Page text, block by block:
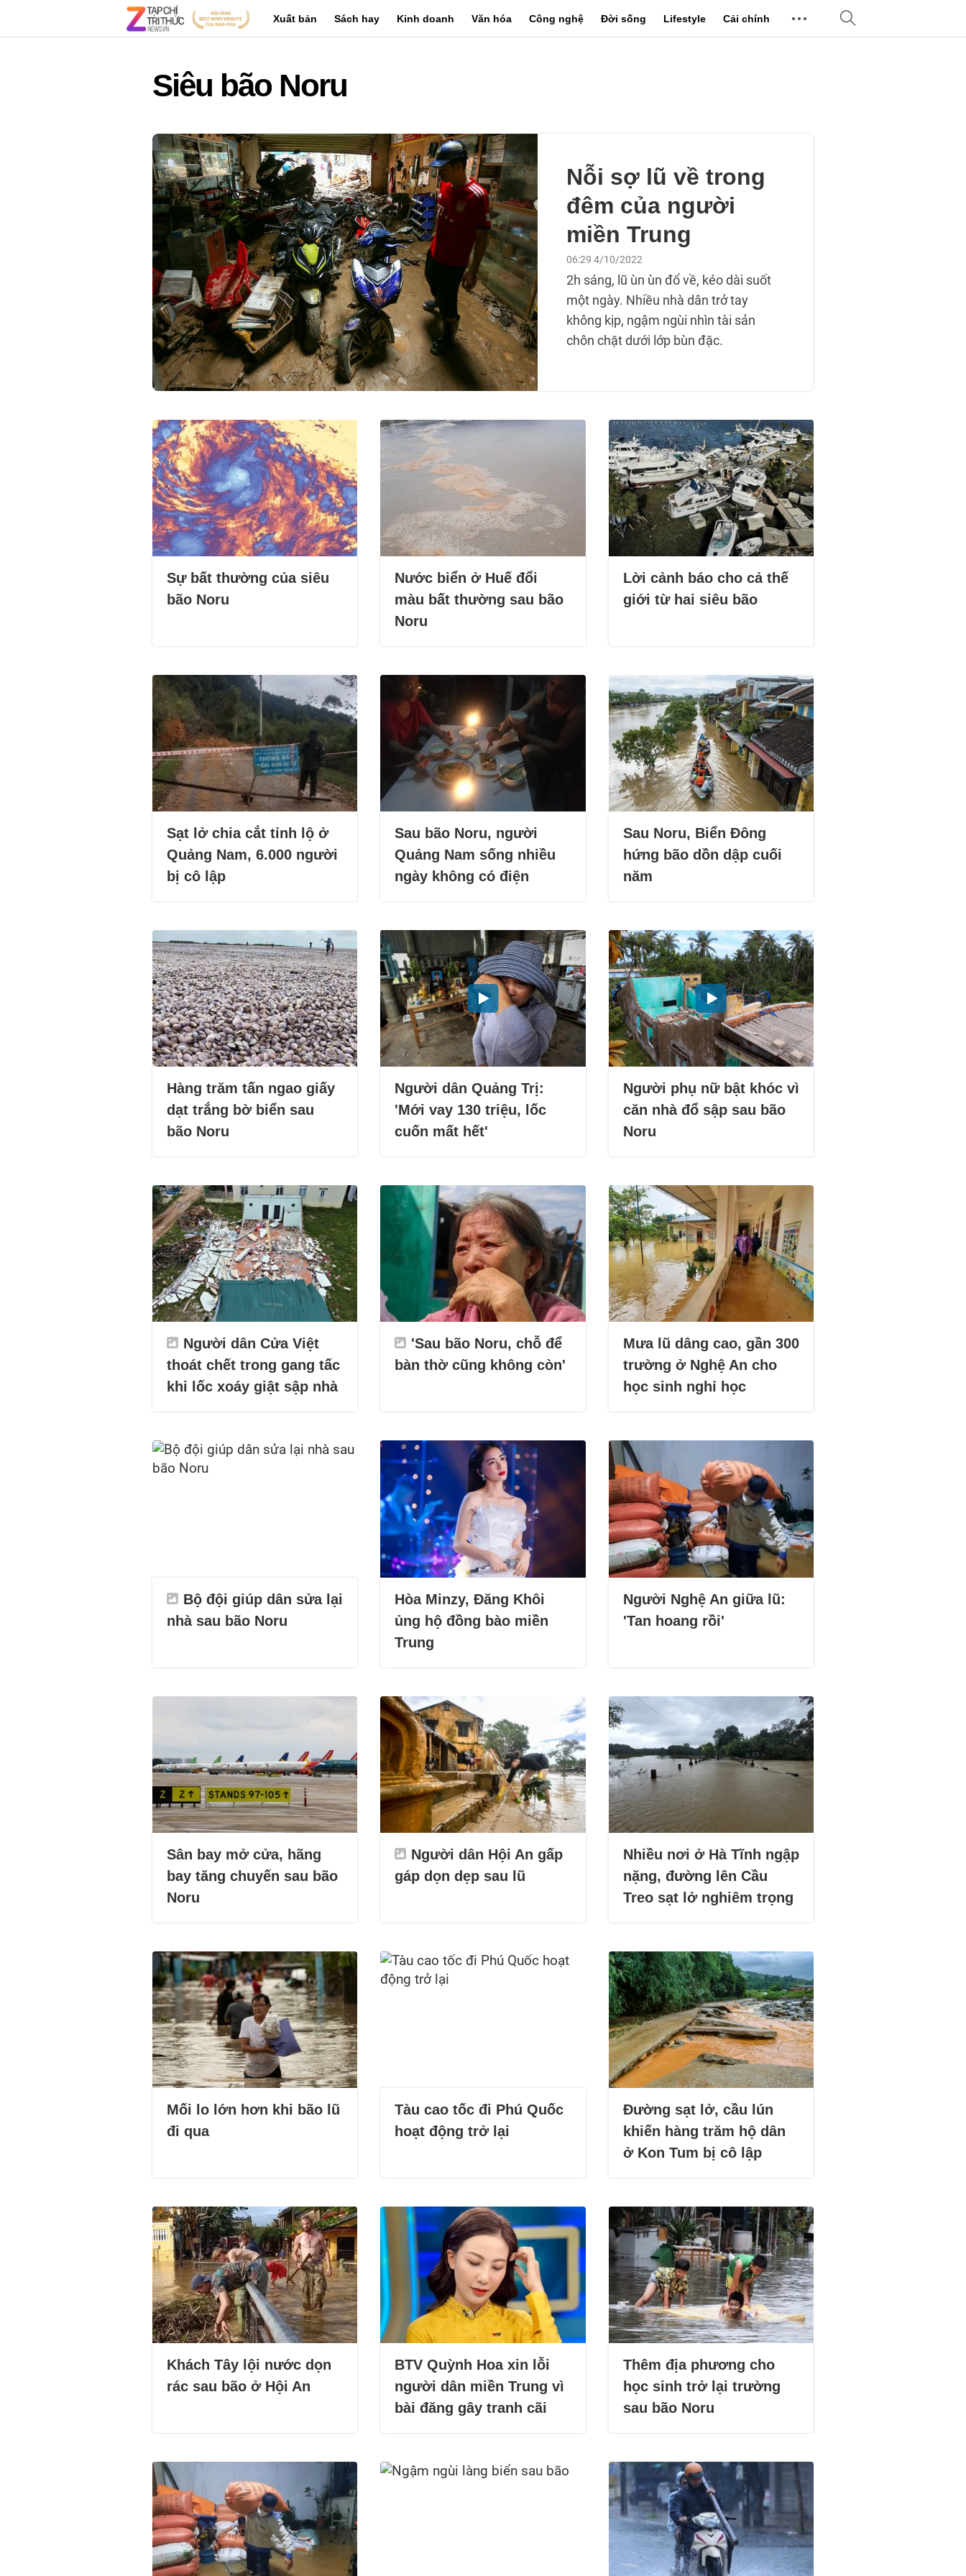
Xuất bản Sách hay Kinh doanh Văn hóa Công nghệ Đời sống Lifestyle Cải chính
Siêu bão Noru
Nỗi sợ lũ về trong
đêm của người
miền Trung
06:29 4/10/2022
2h sáng, lũ ùn ùn đổ về, kéo dài suốt
một ngày. Nhiều nhà dân trở tay
không kịp, ngậm ngùi nhìn tài sản
chôn chặt dưới lớp bùn đặc.
Sự bất thường của siêu
bão Noru
Nước biển ở Huế đổi
màu bất thường sau bão
Noru
Lời cảnh báo cho cả thế
giới từ hai siêu bão
Sạt lở chia cắt tỉnh lộ ở
Quảng Nam, 6.000 người
bị cô lập
Sau bão Noru, người
Quảng Nam sống nhiều
ngày không có điện
Sau Noru, Biển Đông
hứng bão dồn dập cuối
năm
Hàng trăm tấn ngao giấy
dạt trắng bờ biển sau
bão Noru
Người dân Quảng Trị:
'Mới vay 130 triệu, lốc
cuốn mất hết'
Người phụ nữ bật khóc vì
căn nhà đổ sập sau bão
Noru
Người dân Cửa Việt
thoát chết trong gang tấc
khi lốc xoáy giật sập nhà
'Sau bão Noru, chỗ để
bàn thờ cũng không còn'
Mưa lũ dâng cao, gần 300
trường ở Nghệ An cho
học sinh nghỉ học
Bộ đội giúp dân sửa lại
nhà sau bão Noru
Hòa Minzy, Đăng Khôi
ủng hộ đồng bào miền
Trung
Người Nghệ An giữa lũ:
'Tan hoang rồi'
Sân bay mở cửa, hãng
bay tăng chuyến sau bão
Noru
Người dân Hội An gấp
gáp dọn dẹp sau lũ
Nhiều nơi ở Hà Tĩnh ngập
nặng, đường lên Cầu
Treo sạt lở nghiêm trọng
Mối lo lớn hơn khi bão lũ
đi qua
Tàu cao tốc đi Phú Quốc
hoạt động trở lại
Đường sạt lở, cầu lún
khiến hàng trăm hộ dân
ở Kon Tum bị cô lập
Khách Tây lội nước dọn
rác sau bão ở Hội An
BTV Quỳnh Hoa xin lỗi
người dân miền Trung vì
bài đăng gây tranh cãi
Thêm địa phương cho
học sinh trở lại trường
sau bão Noru